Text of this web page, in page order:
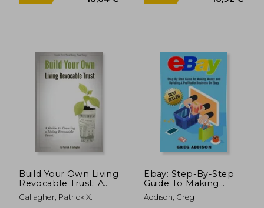
5%
dcto.
132,03 € 5%
dcto.
Build Your Own Living
Revocable Trust: A
Guide to Creating a
Living Revocable
Gallagher, Patrick X.
Ebay: Step-By-Step
Guide To Making
Money and Building A
Profitable Business
Addison, Greg